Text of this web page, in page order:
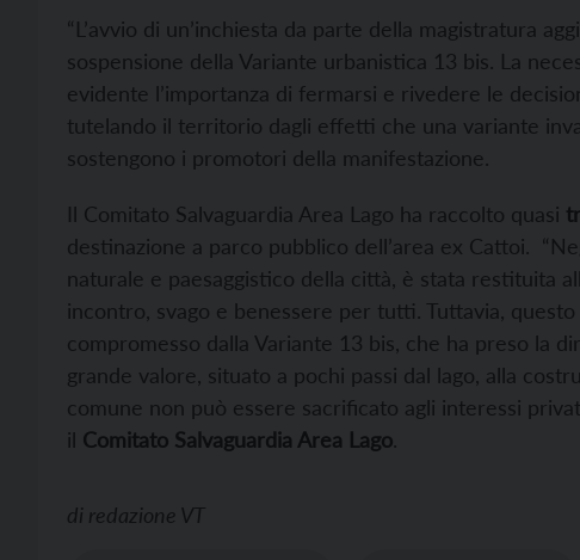
“L’avvio di un’inchiesta da parte della magistratura
sospensione della Variante urbanistica 13 bis. La
evidente l’importanza di fermarsi e rivedere le
tutelando il territorio dagli effetti che una variante
sostengono i promotori della manifestazione.
Il Comitato Salvaguardia Area Lago ha raccolto quasi
destinazione a parco pubblico dell’area ex Cattoi.
naturale e paesaggistico della città, è stata restituita
incontro, svago e benessere per tutti. Tuttavia,
compromesso dalla Variante 13 bis, che ha preso la
grande valore, situato a pochi passi dal lago, alla
comune non può essere sacrificato agli interessi
il Comitato Salvaguardia Area Lago.
di redazione VT